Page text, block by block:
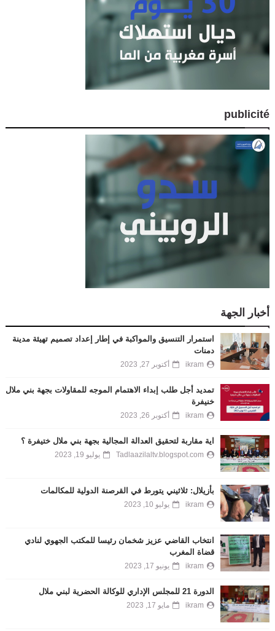
publicité
أخبار الجهة
استمرار التنسيق والمواكبة في إطار إعداد تصميم تهيئة مدينة
دمنات
ikram أكتوبر 27, 2023
تمديد أجل طلب إبداء الاهتمام الموجه للمقاولات بجهة بني ملال
خنيفرة
ikram أكتوبر 26, 2023
اية مقاربة لتحقيق العدالة المجالية بجهة بني ملال ختيفرة ؟
Tadlaazilaltv.blogspot.com يوليو 19, 2023
بأزيلال: ثلاثيني يتورط في القرصنة الدولية للمكالمات
ikram يوليو 10, 2023
انتخاب القاضي عزيز شخمان رئيسا للمكتب الجهوي لنادي
قضاة المغرب
ikram يونيو 17, 2023
الدورة 21 للمجلس الإداري للوكالة الحضرية لبني ملال
ikram مايو 17, 2023